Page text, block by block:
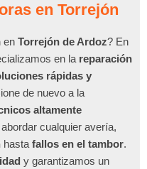
en Torrejón
en Torrejón de Ardoz? En
en la reparación
rápidas y
de nuevo a la
altamente
cualquier avería,
hasta fallos en el tambor.
y garantizamos un